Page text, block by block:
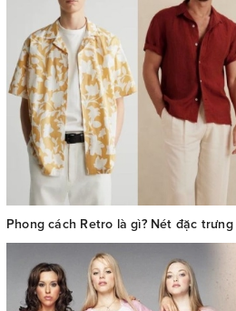
Phong cách Retro là gì? Nét đặc